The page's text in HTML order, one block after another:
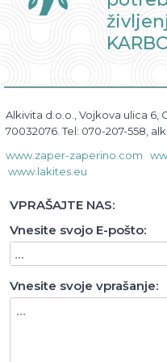
osebno bioresonanco.
Alkivita d.o.o., Vojkova ulica 6,
70032076. Tel: 070-207-558,
www.zaper-zaperino.com
www.lakites.eu
VPRAŠAJTE NAS:
Vnesite svojo E-pošto:
Vnesite svoje vprašanje: